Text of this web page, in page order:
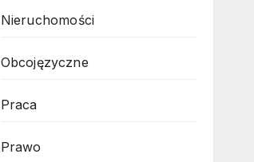
Nieruchomości
Obcojęzyczne
Praca
Prawo